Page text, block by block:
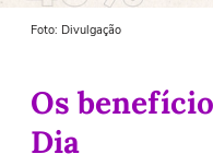
Foto: Divulgação
Os
Dia